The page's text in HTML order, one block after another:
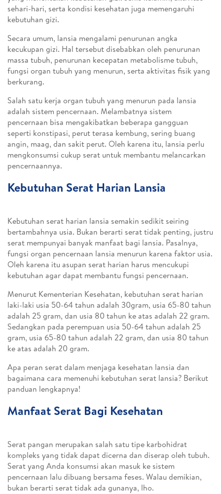
sehari-hari, serta kondisi kesehatan juga memengaruhi
kebutuhan gizi.
Secara umum, lansia mengalami penurunan angka
kecukupan gizi. Hal tersebut disebabkan oleh penurunan
massa tubuh, penurunan kecepatan metabolisme tubuh,
fungsi organ tubuh yang menurun, serta aktivitas fisik yang
berkurang.
Salah satu kerja organ tubuh yang menurun pada lansia
adalah sistem pencernaan. Melambatnya sistem
pencernaan bisa mengakibatkan beberapa gangguan
seperti konstipasi, perut terasa kembung, sering buang
angin, maag, dan sakit perut. Oleh karena itu, lansia perlu
mengkonsumsi cukup serat untuk membantu melancarkan
pencernaannya.
Kebutuhan Serat Harian Lansia
Kebutuhan serat harian lansia semakin sedikit seiring
bertambahnya usia. Bukan berarti serat tidak penting, justru
serat mempunyai banyak manfaat bagi lansia. Pasalnya,
fungsi organ pencernaan lansia menurun karena faktor usia.
Oleh karena itu asupan serat harian harus mencukupi
kebutuhan agar dapat membantu fungsi pencernaan.
Menurut Kementerian Kesehatan, kebutuhan serat harian
laki-laki usia 50-64 tahun adalah 30gram, usia 65-80 tahun
adalah 25 gram, dan usia 80 tahun ke atas adalah 22 gram.
Sedangkan pada perempuan usia 50-64 tahun adalah 25
gram, usia 65-80 tahun adalah 22 gram, dan usia 80 tahun
ke atas adalah 20 gram.
Apa peran serat dalam menjaga kesehatan lansia dan
bagaimana cara memenuhi kebutuhan serat lansia? Berikut
panduan lengkapnya!
Manfaat Serat Bagi Kesehatan
Serat pangan merupakan salah satu tipe karbohidrat
kompleks yang tidak dapat dicerna dan diserap oleh tubuh.
Serat yang Anda konsumsi akan masuk ke sistem
pencernaan lalu dibuang bersama feses. Walau demikian,
bukan berarti serat tidak ada gunanya, lho.